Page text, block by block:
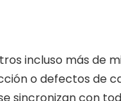
incluso más de
o defectos de